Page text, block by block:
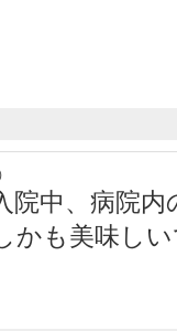
院中、病院
かも美味し